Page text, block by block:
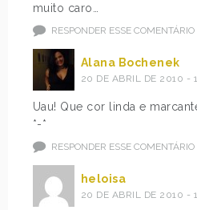
muito caro…
RESPONDER ESSE COMENTÁRIO
Alana Bochenek
20 DE ABRIL DE 2010 -
Uau! Que cor linda e
*-*
RESPONDER ESSE COMENTÁRIO
heloisa
20 DE ABRIL DE 2010 -